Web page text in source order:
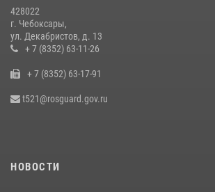
В преддверии сезона охоты Управление
Республике напоминает о правилах обращения с
16 июля 2026, 12:46
При поддержке спецназа Росгвардии в Чувашии
428022
г. Чебоксары,
ул. Декабристов, д. 13
+ 7 (8352) 63-11-26
+ 7 (8352) 63-17-91
t521@rosguard.gov.ru
НОВОСТИ